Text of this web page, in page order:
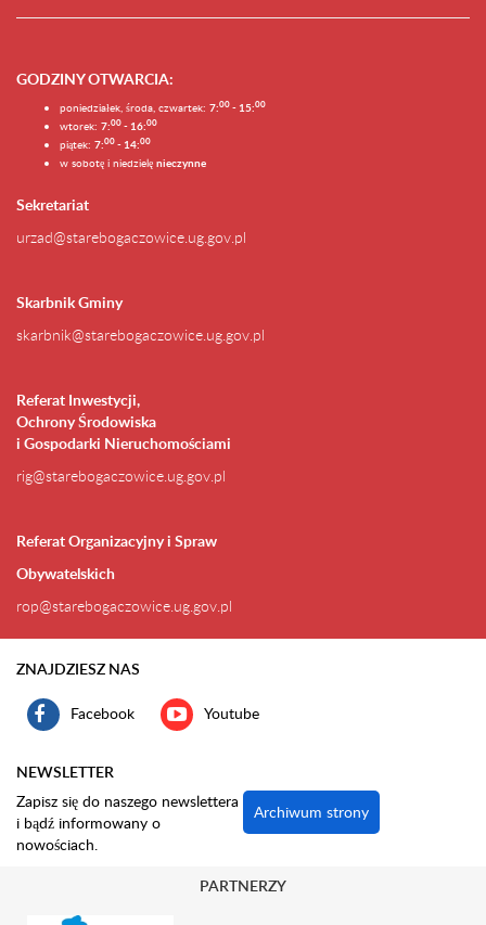
GODZINY OTWARCIA:
poniedziałek, środa, czwartek: 7:00 - 15:00
wtorek: 7:00 - 16:00
piątek: 7:00 - 14:00
w sobotę i niedzielę nieczynne
Sekretariat
urzad@starebogaczowice.ug.gov.pl
Skarbnik Gminy
skarbnik@starebogaczowice.ug.gov.pl
Referat Inwestycji,
Ochrony Środowiska
i Gospodarki Nieruchomościami
rig@starebogaczowice.ug.gov.pl
Referat Organizacyjny i Spraw
Obywatelskich
rop@starebogaczowice.ug.gov.pl
ZNAJDZIESZ NAS
Facebook Youtube
NEWSLETTER
Zapisz się do naszego newslettera
i bądź informowany o
nowościach.
Archiwum strony
PARTNERZY